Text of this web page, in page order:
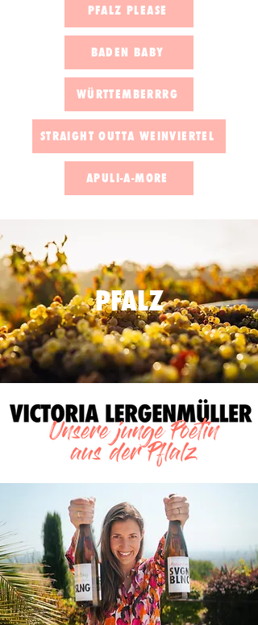
PFALZ PLEASE
BADEN BABY
WÜRTTEMBERRRG
STRAIGHT OUTTA WEINVIERTEL
APULI-A-MORE
PFALZ